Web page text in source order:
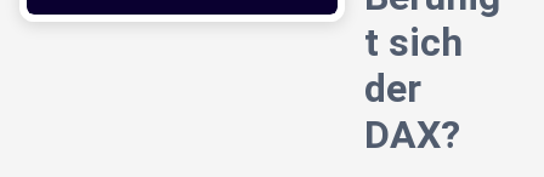
t sich
der
DAX?